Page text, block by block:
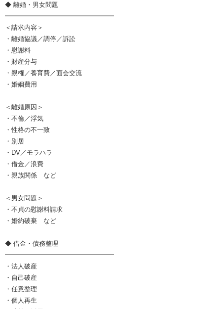
◆ 離婚・男女問題
━━━━━━━━━━━━━━━━━
＜請求内容＞
・離婚協議／調停／訴訟
・慰謝料
・財産分与
・親権／養育費／面会交流
・婚姻費用
＜離婚原因＞
・不倫／浮気
・性格の不一致
・別居
・DV／モラハラ
・借金／浪費
・親族関係 など
＜男女問題＞
・不貞の慰謝料請求
・婚約破棄 など
◆ 借金・債務整理
━━━━━━━━━━━━━━━━━
・法人破産
・自己破産
・任意整理
・個人再生